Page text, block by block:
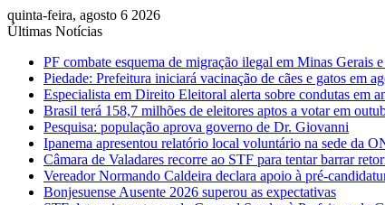
quinta-feira, agosto 6 2026
Últimas Notícias
PF combate esquema de migração ilegal em Minas Gerais
Piedade: Prefeitura iniciará vacinação de cães e gatos em
Especialista em Direito Eleitoral alerta sobre condutas em
Brasil terá 158,7 milhões de eleitores aptos a votar em
Pesquisa: população aprova governo de Dr. Giovanni
Ipanema apresentou relatório local voluntário na sede da
Câmara de Valadares recorre ao STF para tentar barrar
Vereador Normando Caldeira declara apoio à pré-
Bonjesuense Ausente 2026 superou as expectativas